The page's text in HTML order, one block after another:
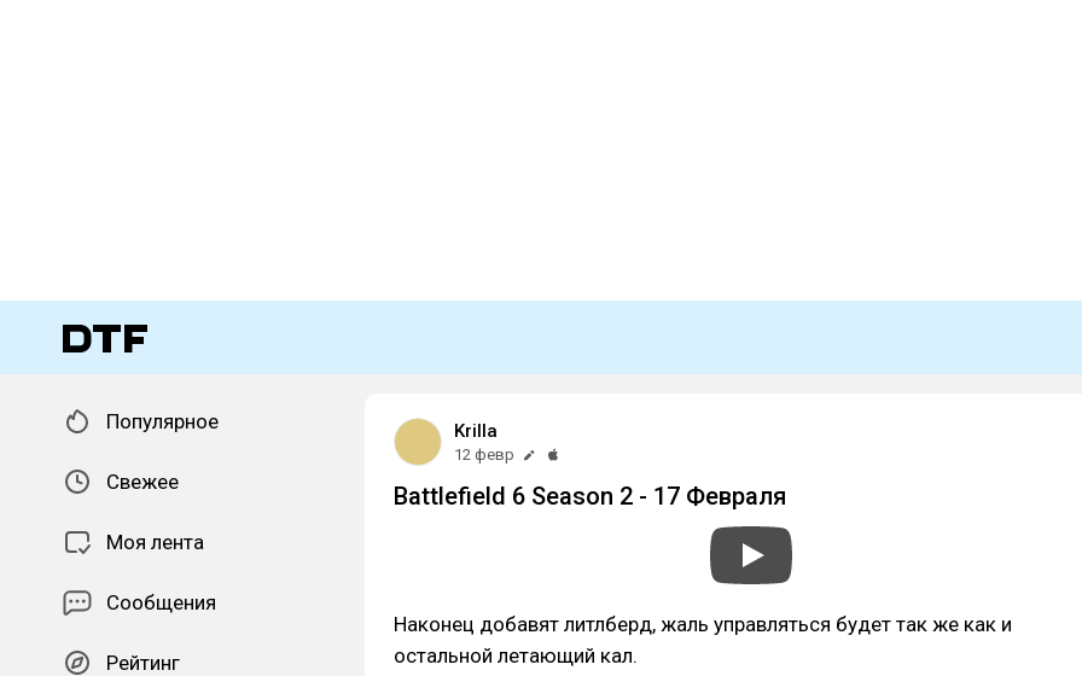
Популярное
Свежее
Моя лента
Сообщения
Рейтинг
Krilla
12 февр
Battlefield 6 Season 2 - 17 Февраля
Наконец добавят литлберд, жаль управляться будет так же как и
остальной летающий кал.